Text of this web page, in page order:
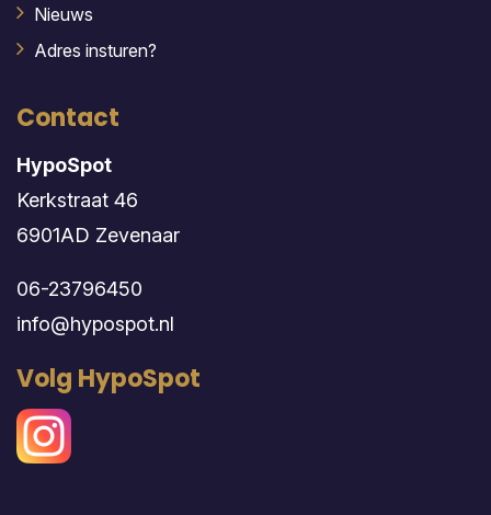
Nieuws
Adres insturen?
Contact
HypoSpot
Kerkstraat 46
6901AD Zevenaar
06-23796450
info@hypospot.nl
Volg HypoSpot